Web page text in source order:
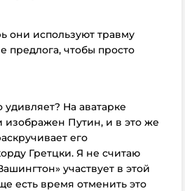
они используют травму
предлога, чтобы просто
удивляет? На аватарке
изображен Путин, и в это же
его
Гретцки. Я не считаю
участвует в этой
есть время отменить это